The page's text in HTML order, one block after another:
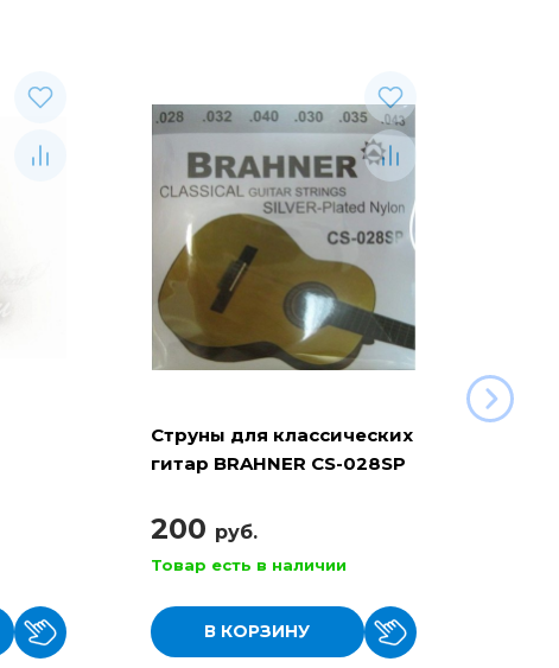
Струны для классических
гитар BRAHNER CS-028SP
200 руб.
Товар есть в наличии
В КОРЗИНУ